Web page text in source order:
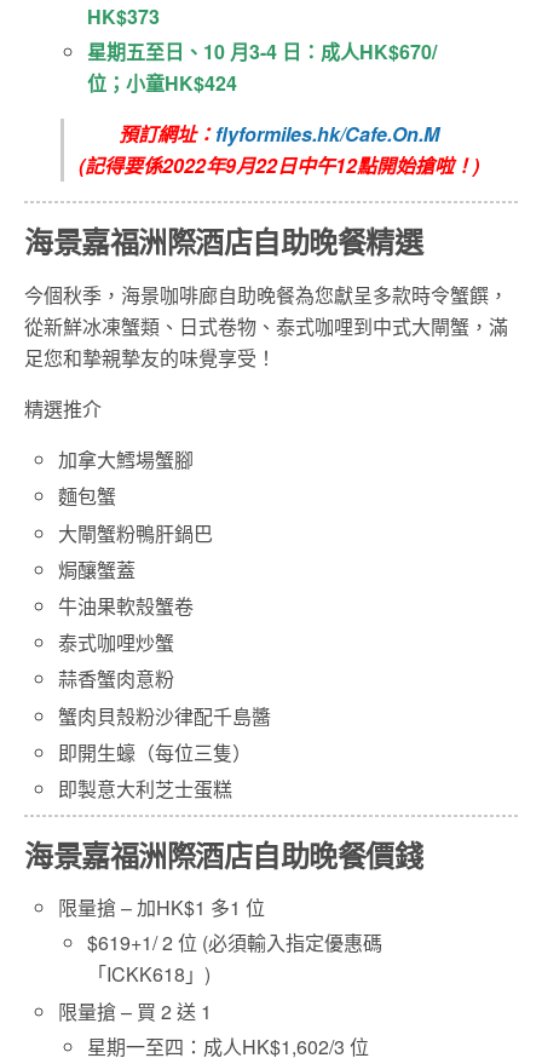
HK$373
星期五至日、10 月3-4 日：成人HK$670/
位；小童HK$424
預訂網址：flyformiles.hk/Cafe.On.M
(記得要係2022年9月22日中午12點開始搶啦！)
海景嘉福洲際酒店自助晚餐精選
今個秋季，海景咖啡廊自助晚餐為您獻呈多款時令蟹饌，
從新鮮冰凍蟹類、日式卷物、泰式咖哩到中式大閘蟹，滿
足您和摯親摯友的味覺享受！
精選推介
加拿大鱈場蟹腳
麵包蟹
大閘蟹粉鴨肝鍋巴
焗釀蟹蓋
牛油果軟殼蟹卷
泰式咖哩炒蟹
蒜香蟹肉意粉
蟹肉貝殼粉沙律配千島醬
即開生蠔（每位三隻）
即製意大利芝士蛋糕
海景嘉福洲際酒店自助晚餐價錢
限量搶 – 加HK$1 多1 位
$619+1/ 2 位 (必須輸入指定優惠碼
「ICKK618」)
限量搶 – 買 2 送 1
星期一至四：成人HK$1,602/3 位